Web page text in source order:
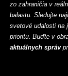
zo zahraničia v
balastu. Sledujte
svetové udalosti na
prioritu. Buďte v
aktuálnych správ